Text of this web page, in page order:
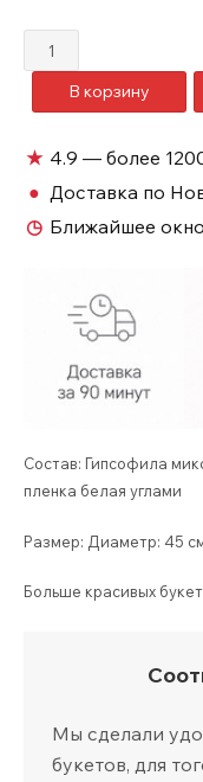
Количество
товара
25
Новосибирск
№107
В корзину
★ 4.9 — более
● Доставка по
◷ Ближайшее
Состав: Гипсофила
пленка белая углами
Размер: Диаметр: 45
Больше красивых
Мы сделали
букетов, для